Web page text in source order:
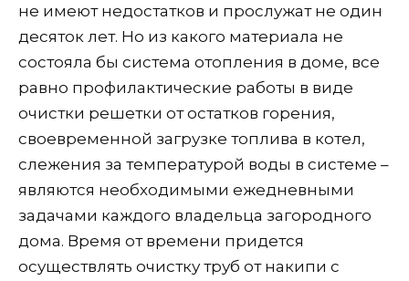
не имеют недостатков и прослужат не один
десяток лет. Но из какого материала не
состояла бы система отопления в доме, все
равно профилактические работы в виде
очистки решетки от остатков горения,
своевременной загрузке топлива в котел,
слежения за температурой воды в системе –
являются необходимыми ежедневными
задачами каждого владельца загородного
дома. Время от времени придется
осуществлять очистку труб от накипи с